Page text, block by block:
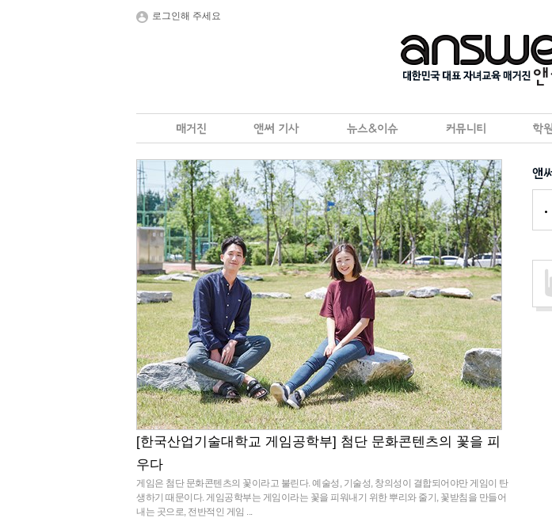
로그인해 주세요
[한국산업기술대학교 게임공학부] 첨단 문화콘텐츠의 꽃을 피
우다
게임은 첨단 문화콘텐츠의 꽃이라고 불린다. 예술성, 기술성, 창의성이 결합되어야만 게임이 탄
생하기 때문이다. 게임공학부는 게임이라는 꽃을 피워내기 위한 뿌리와 줄기, 꽃받침을 만들어
내는 곳으로, 전반적인 게임 ...